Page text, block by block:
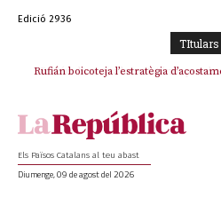
Edició 2936
TItulars
Rufián dinamita la unitat
Els Països Catalans al teu abast
Diumenge, 09 de agost del 2026